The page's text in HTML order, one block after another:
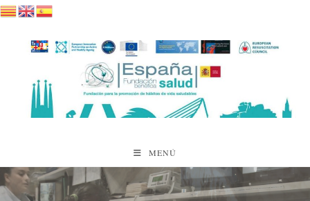
Saltar
contenido
MENÚ